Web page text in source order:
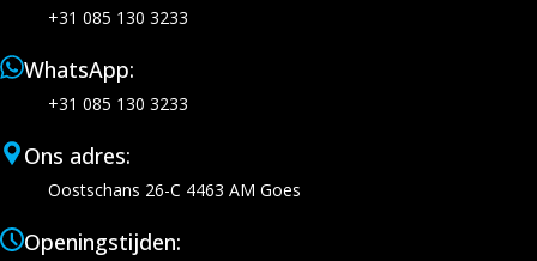
+31 085 130 3233
WhatsApp:
+31 085 130 3233
Ons adres:
Oostschans 26-C 4463 AM Goes
Openingstijden: